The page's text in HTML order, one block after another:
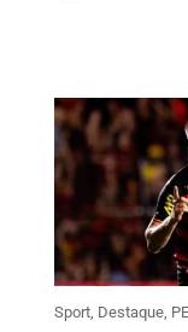
Sport, Destaque, PE